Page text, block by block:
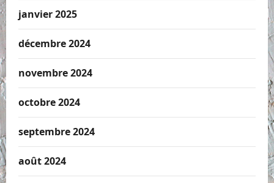
janvier 2025
décembre 2024
novembre 2024
octobre 2024
septembre 2024
août 2024